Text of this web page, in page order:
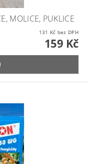
MOLICE, PUKLICE
131 Kč bez DPH
159 Kč